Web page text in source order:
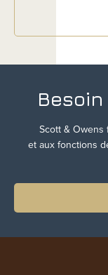
Scott & Owens
et aux fonctions